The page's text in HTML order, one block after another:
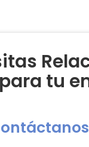
tu